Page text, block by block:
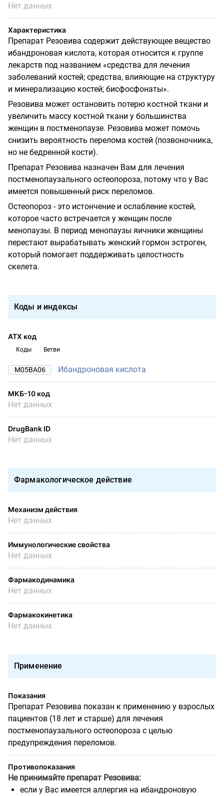
Нет данных
Характеристика
Препарат Резовива содержит действующее вещество
ибандроновая кислота, которая относится к группе
лекарств под названием «средства для лечения
заболеваний костей; средства, влияющие на структуру
и минерализацию костей; бисфосфонаты».
Резовива может остановить потерю костной ткани и
увеличить массу костной ткани у большинства
женщин в постменопаузе. Резовива может помочь
снизить вероятность перелома костей (позвоночника,
но не бедренной кости).
Препарат Резовива назначен Вам для лечения
постменопаузального остеопороза, потому что у Вас
имеется повышенный риск переломов.
Остеопороз - это истончение и ослабление костей,
которое часто встречается у женщин после
менопаузы. В период менопаузы яичники женщины
перестают вырабатывать женский гормон эстроген,
который помогает поддерживать целостность
скелета.
Коды и индексы
АТХ код
Коды Ветви
M05BA06 Ибандроновая кислота
МКБ-10 код
Нет данных
DrugBank ID
Нет данных
Фармакологическое действие
Механизм действия
Нет данных
Иммунологические свойства
Нет данных
Фармакодинамика
Нет данных
Фармакокинетика
Нет данных
Применение
Показания
Препарат Резовива показан к применению у взрослых
пациентов (18 лет и старше) для лечения
постменопаузального остеопороза с целью
предупреждения переломов.
Противопоказания
Не принимайте препарат Резовива:
если у Вас имеется аллергия на ибандроновую